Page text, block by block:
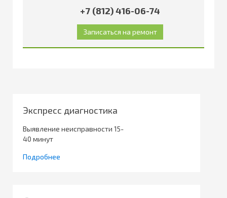
+7 (812) 416-06-74
Экспресс диагностика
Выявление неисправности 15-
40 минут
Подробнее